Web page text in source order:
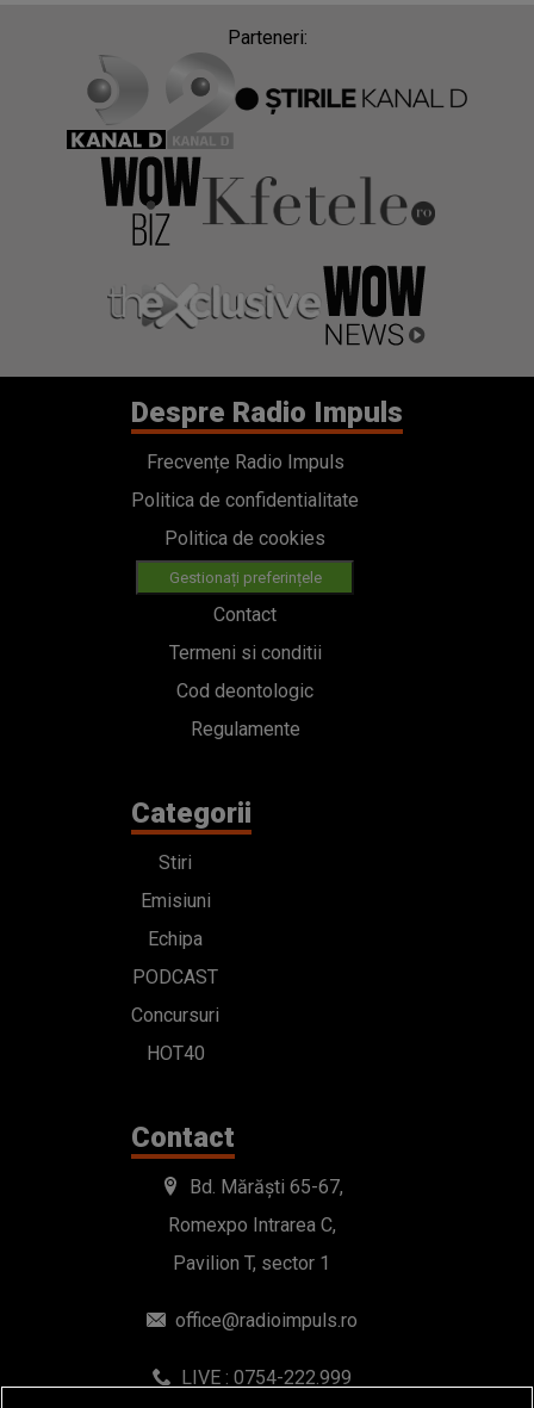
Parteneri:
Despre Radio Impuls
Frecvențe Radio Impuls
Politica de confidentialitate
Politica de cookies
Gestionați preferințele
Contact
Termeni si conditii
Cod deontologic
Regulamente
Categorii
Stiri
Emisiuni
Echipa
PODCAST
Concursuri
HOT40
Contact
Bd. Mărăști 65-67,
Romexpo Intrarea C,
Pavilion T, sector 1
office@radioimpuls.ro
LIVE : 0754-222.999